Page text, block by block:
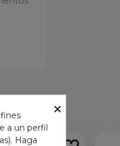
×
a un perfil
Haga